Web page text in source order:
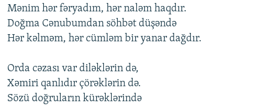
MULTIMEDIA
VIDEO
İNFOQRAFIKA
KARIKATURA
RADIO ARXIV
AZƏRBAYCAN ƏDƏBIYYATI KITABXANASI
İSLAM VƏ DEMOKRATIYA
MISSIYAMIZ
PEŞƏ ETIKASI VƏ JURNALISTIKA STANDARTLARIMIZ
Mənim hər fəryadım, hər naləm haqdır.
Doğma Cənubumdan söhbət düşəndə
Hər kəlməm, hər cümləm bir yanar dağdır.
Orda cəzası var diləklərin də,
Xəmiri qanlıdır çörəklərin də.
Sözü doğruların kürəklərində